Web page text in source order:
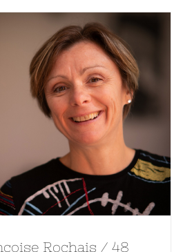
Rochais / 48